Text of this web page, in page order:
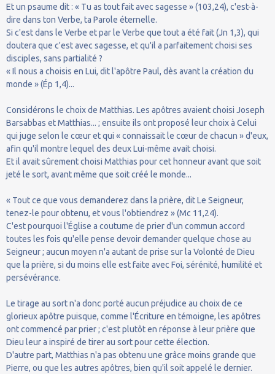
Et un psaume dit : « Tu as tout fait avec sagesse » (103,24), c'est-à-
dire dans ton Verbe, ta Parole éternelle.
Si c'est dans le Verbe et par le Verbe que tout a été fait (Jn 1,3), qui
doutera que c'est avec sagesse, et qu'il a parfaitement choisi ses
disciples, sans partialité ?
« Il nous a choisis en Lui, dit l'apôtre Paul, dès avant la création du
monde » (Ép 1,4)...
Considérons le choix de Matthias. Les apôtres avaient choisi Joseph
Barsabbas et Matthias... ; ensuite ils ont proposé leur choix à Celui
qui juge selon le cœur et qui « connaissait le cœur de chacun » d'eux,
afin qu'il montre lequel des deux Lui-même avait choisi.
Et il avait sûrement choisi Matthias pour cet honneur avant que soit
jeté le sort, avant même que soit créé le monde...
« Tout ce que vous demanderez dans la prière, dit Le Seigneur,
tenez-le pour obtenu, et vous l'obtiendrez » (Mc 11,24).
C'est pourquoi l'Église a coutume de prier d'un commun accord
toutes les fois qu'elle pense devoir demander quelque chose au
Seigneur ; aucun moyen n'a autant de prise sur la Volonté de Dieu
que la prière, si du moins elle est faite avec Foi, sérénité, humilité et
persévérance.
Le tirage au sort n'a donc porté aucun préjudice au choix de ce
glorieux apôtre puisque, comme l'Écriture en témoigne, les apôtres
ont commencé par prier ; c'est plutôt en réponse à leur prière que
Dieu leur a inspiré de tirer au sort pour cette élection.
D'autre part, Matthias n'a pas obtenu une grâce moins grande que
Pierre, ou que les autres apôtres, bien qu'il soit appelé le dernier.